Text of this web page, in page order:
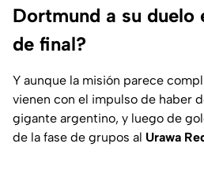
Dortmund a su duelo
de final?
Y aunque la misión parece
vienen con el impulso de haber
gigante argentino, y luego de
de la fase de grupos al Urawa